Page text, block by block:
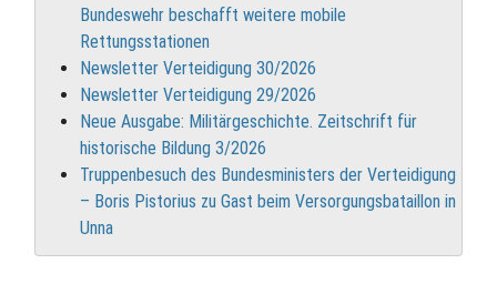
Bundeswehr beschafft weitere mobile
Rettungsstationen
Newsletter Verteidigung 30/2026
Newsletter Verteidigung 29/2026
Neue Ausgabe: Militärgeschichte. Zeitschrift für
historische Bildung 3/2026
Truppenbesuch des Bundesministers der Verteidigung
– Boris Pistorius zu Gast beim Versorgungsbataillon in
Unna